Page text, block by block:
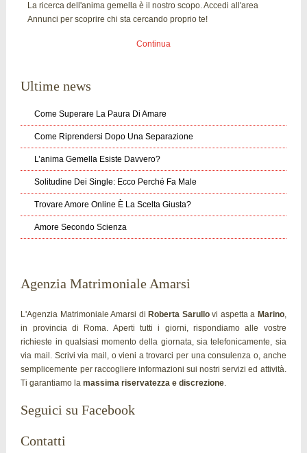
La ricerca dell'anima gemella è il nostro scopo. Accedi all'area
Annunci per scoprire chi sta cercando proprio te!
Continua
Ultime news
Come Superare La Paura Di Amare
Come Riprendersi Dopo Una Separazione
L’anima Gemella Esiste Davvero?
Solitudine Dei Single: Ecco Perché Fa Male
Trovare Amore Online È La Scelta Giusta?
Amore Secondo Scienza
Agenzia Matrimoniale Amarsi
L'Agenzia Matrimoniale Amarsi di Roberta Sarullovi aspetta a Marino,
in provincia di Roma. Aperti tutti i giorni, rispondiamo alle vostre
richieste in qualsiasi momento della giornata, sia telefonicamente, sia
via mail. Scrivi via mail, o vieni a trovarci per una consulenza o, anche
semplicemente per raccogliere informazioni sui nostri servizi ed attività.
Ti garantiamo lamassima riservatezza e discrezione.
Seguici su Facebook
Contatti